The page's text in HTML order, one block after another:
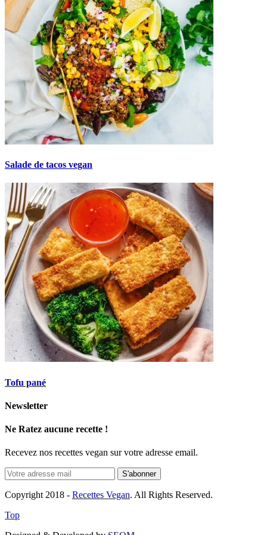
Salade de tacos vegan
Tofu pané
Newsletter
Ne Ratez aucune recette !
Recevez nos recettes vegan sur votre adresse email.
Copyright 2018 - Recettes Vegan. All Rights Reserved.
Top